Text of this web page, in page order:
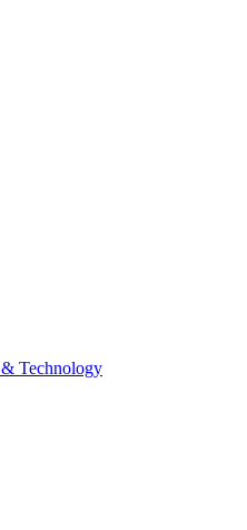
Technology